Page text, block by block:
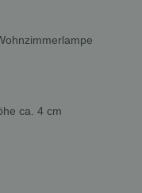
ca. 4 cm